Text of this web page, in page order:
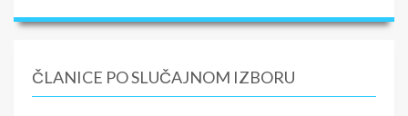
ČLANICE PO SLUČAJNOM IZBORU